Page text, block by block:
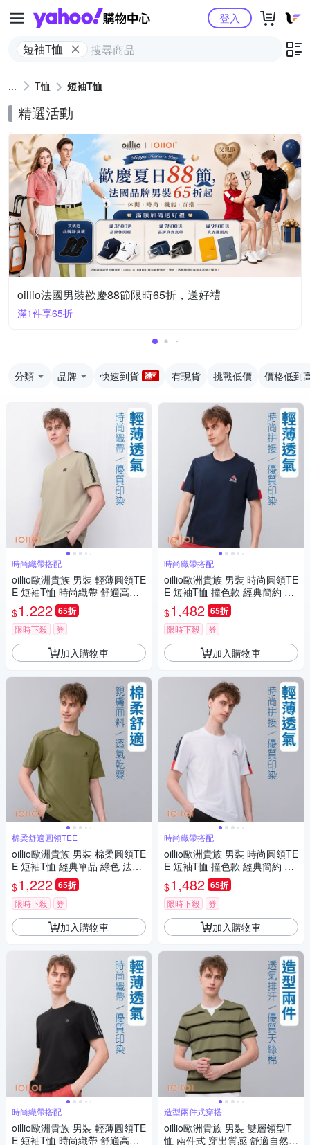
Yahoo購物中心
短袖T恤
登入
T恤 短袖T恤
精選活動
oillio法國男裝歡慶88節限時65折，送好禮
滿1件享65折
分類 品牌 快速到貨 有現貨 挑戰低價 價格低到
時尚織帶搭配
oillio歐洲貴族 男裝 輕薄圓領TE
E 短袖T恤 時尚織帶 舒適高彈
力 防皺 卡其色 法國品牌 有大
尺碼
$1,222 65折
限時下殺 券
加入購物車
棉柔舒適圓領TEE
oillio歐洲貴族 男裝 棉柔圓領TE
E 短袖T恤 經典單品 綠色 法國
品牌 有大尺碼
$1,222 65折
限時下殺 券
加入購物車
時尚織帶搭配
oillio歐洲貴族 男裝 輕薄圓領TE
E 短袖T恤 時尚織帶 舒適高彈
時尚織帶搭配
oillio歐洲貴族 男裝 時尚圓領TE
E 短袖T恤 撞色款 經典簡約 棉
透氣 彈力 藏青色 法國品牌 有
大尺碼
$1,482 65折
限時下殺 券
加入購物車
時尚織帶搭配
oillio歐洲貴族 男裝 時尚圓領TE
E 短袖T恤 撞色款 經典簡約 棉
透氣 彈力 白色 法國品牌 有大
尺碼
$1,482 65折
限時下殺 券
加入購物車
造型兩件式穿搭
oillio歐洲貴族 男裝 雙層領型T
恤 兩件式 穿出質感 舒適自然棉